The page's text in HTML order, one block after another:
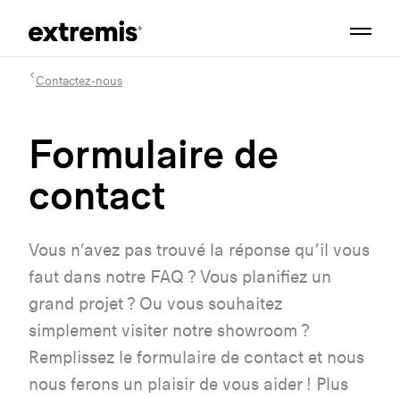
Contactez-nous
Formulaire de
contact
Vous n’avez pas trouvé la réponse qu’il vous
faut dans notre FAQ ? Vous planifiez un
grand projet ? Ou vous souhaitez
simplement visiter notre showroom ?
Remplissez le formulaire de contact et nous
nous ferons un plaisir de vous aider ! Plus